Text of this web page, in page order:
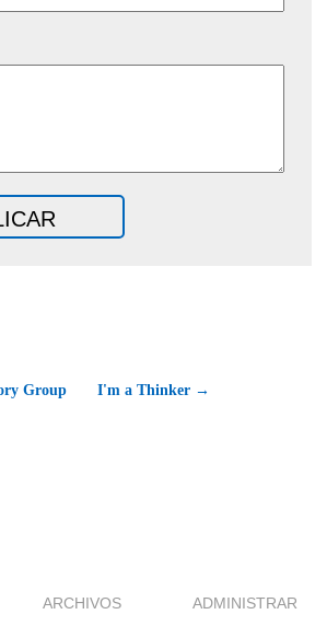
Group I'm a Thinker →
ARCHIVOS ADMINISTRAR